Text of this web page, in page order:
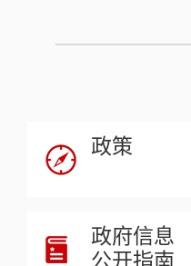
政策
政府信息
公开指南